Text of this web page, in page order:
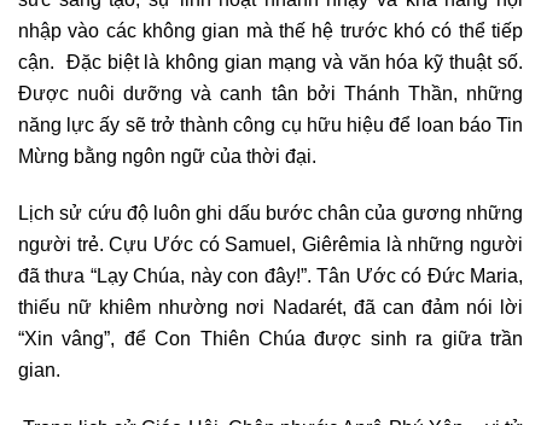
nhập vào các không gian mà thế hệ trước khó có thể tiếp
cận. Đặc biệt là không gian mạng và văn hóa kỹ thuật số.
Được nuôi dưỡng và canh tân bởi Thánh Thần, những
năng lực ấy sẽ trở thành công cụ hữu hiệu để loan báo Tin
Mừng bằng ngôn ngữ của thời đại.
Lịch sử cứu độ luôn ghi dấu bước chân của gương những
người trẻ. Cựu Ước có Samuel, Giêrêmia là những người
đã thưa “Lạy Chúa, này con đây!”. Tân Ước có Đức Maria,
thiếu nữ khiêm nhường nơi Nadarét, đã can đảm nói lời
“Xin vâng”, để Con Thiên Chúa được sinh ra giữa trần
gian.